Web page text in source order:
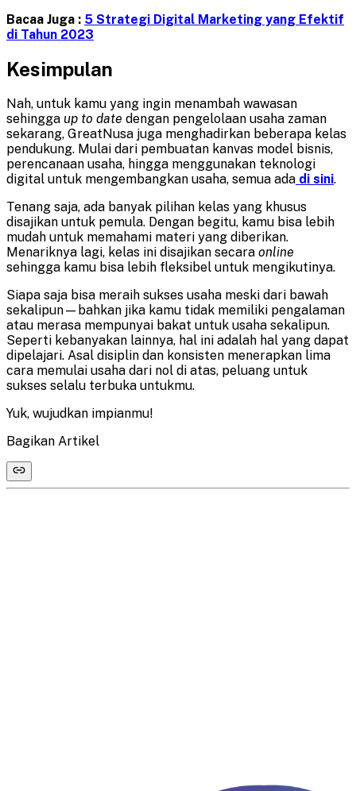
Bacaa Juga : 5 Strategi Digital Marketing yang Efektif
di Tahun 2023
Kesimpulan
Nah, untuk kamu yang ingin menambah wawasan
sehingga up to date dengan pengelolaan usaha zaman
sekarang, GreatNusa juga menghadirkan beberapa kelas
pendukung. Mulai dari pembuatan kanvas model bisnis,
perencanaan usaha, hingga menggunakan teknologi
digital untuk mengembangkan usaha, semua ada di sini.
Tenang saja, ada banyak pilihan kelas yang khusus
disajikan untuk pemula. Dengan begitu, kamu bisa lebih
mudah untuk memahami materi yang diberikan.
Menariknya lagi, kelas ini disajikan secara online
sehingga kamu bisa lebih fleksibel untuk mengikutinya.
Siapa saja bisa meraih sukses usaha meski dari bawah
sekalipun—bahkan jika kamu tidak memiliki pengalaman
atau merasa mempunyai bakat untuk usaha sekalipun.
Seperti kebanyakan lainnya, hal ini adalah hal yang dapat
dipelajari. Asal disiplin dan konsisten menerapkan lima
cara memulai usaha dari nol di atas, peluang untuk
sukses selalu terbuka untukmu.
Yuk, wujudkan impianmu!
Bagikan Artikel